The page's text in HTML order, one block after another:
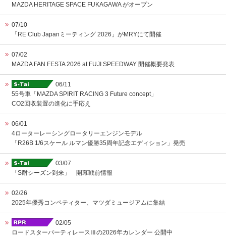
MAZDA HERITAGE SPACE FUKAGAWA がオープン
07/10
「RE Club Japanミーティング 2026」がMRYにて開催
07/02
MAZDA FAN FESTA 2026 at FUJI SPEEDWAY 開催概要発表
06/11
55号車「MAZDA SPIRIT RACING 3 Future concept」
CO2回収装置の進化に手応え
06/01
4ローターレーシングロータリーエンジンモデル
「R26B 1/6スケール ルマン優勝35周年記念エディション」発売
03/07
「S耐シーズン到来」 開幕戦前情報
02/26
2025年優秀コンペティター、マツダミュージアムに集結
02/05
ロードスターパーティレースⅢの2026年カレンダー 公開中